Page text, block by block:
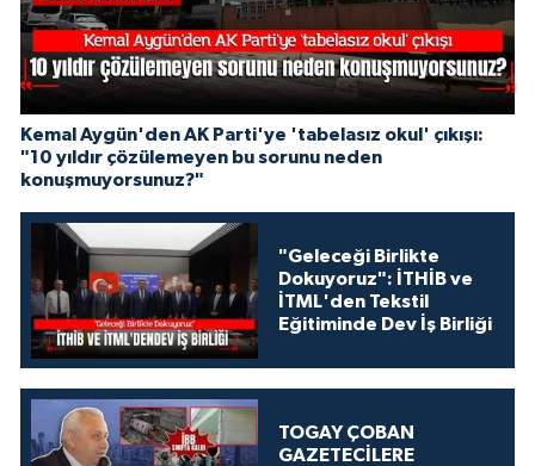
Kemal Aygün'den AK Parti'ye 'tabelasız okul' çıkışı:
"10 yıldır çözülemeyen bu sorunu neden
konuşmuyorsunuz?"
"Geleceği Birlikte
Dokuyoruz": İTHİB ve
İTML'den Tekstil
Eğitiminde Dev İş Birliği
TOGAY ÇOBAN
GAZETECİLERE